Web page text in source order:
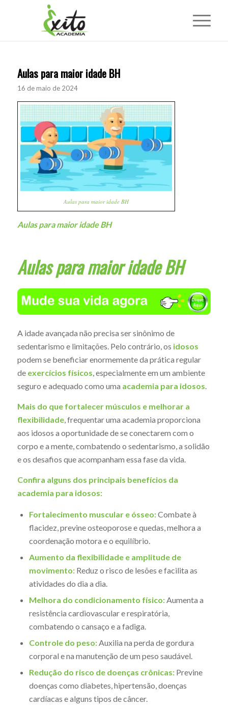
Aulas para maior idade BH
16 de maio de 2024
Aulas para maior idade BH
Aulas para maior idade BH
Aulas para maior idade BH
A idade avançada não precisa ser sinônimo de
sedentarismo e limitações. Pelo contrário, os idosos
podem se beneficiar enormemente da prática regular
de exercícios físicos, especialmente em um ambiente
seguro e adequado como uma academia para idosos.
Mais do que fortalecer músculos e melhorar a
flexibilidade, frequentar uma academia proporciona
aos idosos a oportunidade de se conectarem com o
corpo e a mente, combatendo o sedentarismo, a solidão
e os desafios que acompanham essa fase da vida.
Confira alguns dos principais benefícios da
academia para idosos:
Fortalecimento muscular e ósseo:Combate à
flacidez, previne osteoporose e quedas, melhora a
coordenação motora e o equilíbrio.
Aumento da flexibilidade e amplitude de
movimento:Reduz o risco de lesões e facilita as
atividades do dia a dia.
Melhora do condicionamento físico:Aumenta a
resistência cardiovascular e respiratória,
combatendo o cansaço e a fadiga.
Controle do peso:Auxilia na perda de gordura
corporal e na manutenção de um peso saudável.
Redução do risco de doenças crônicas:Previne
doenças como diabetes, hipertensão, doenças
cardíacas e alguns tipos de câncer.